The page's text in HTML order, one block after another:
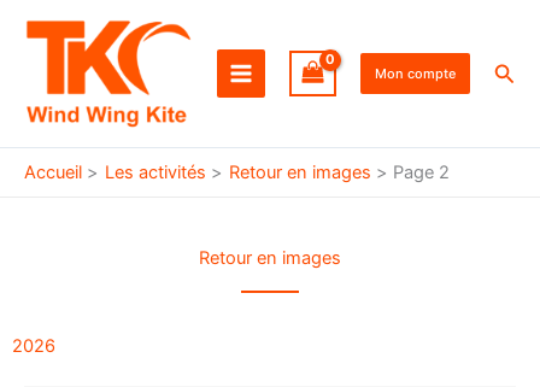
Mon compte
Accueil Les activités Retour en images Page 2
Retour en images
2026